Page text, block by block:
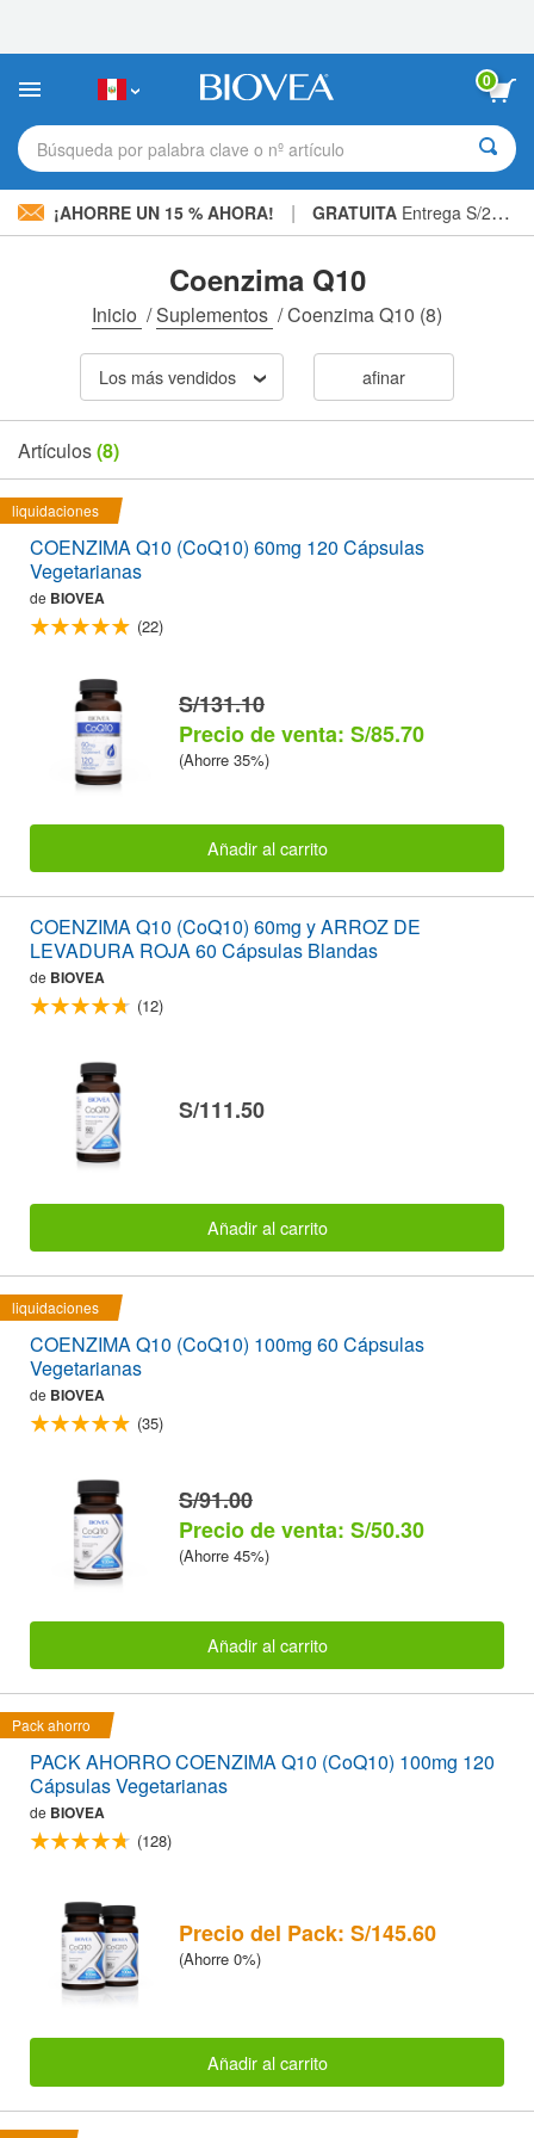
sitio
incluye
sistema
de
0
Búsqueda por palabra clave o nº artículo
¡AHORRE UN 15 % AHORA! | GRATUITA Entrega S/234.00 »
Coenzima Q10
Inicio /Suplementos /Coenzima Q10 (8)
Los más vendidos afinar
Artículos(8)
liquidaciones
COENZIMA Q10 (CoQ10) 60mg 120 Cápsulas
Vegetarianas
de BIOVEA
(22)
S/131.10
Precio de venta: S/85.70
(Ahorre 35%)
Añadir al carrito
COENZIMA Q10 (CoQ10) 60mg y ARROZ DE
LEVADURA ROJA 60 Cápsulas Blandas
de BIOVEA
(12)
S/111.50
Añadir al carrito
liquidaciones
COENZIMA Q10 (CoQ10) 100mg 60 Cápsulas
Vegetarianas
de BIOVEA
(35)
S/91.00
Precio de venta: S/50.30
(Ahorre 45%)
Añadir al carrito
Pack ahorro
PACK AHORRO COENZIMA Q10 (CoQ10) 100mg 120
Cápsulas Vegetarianas
de BIOVEA
(128)
Precio del Pack: S/145.60
(Ahorre 0%)
Añadir al carrito